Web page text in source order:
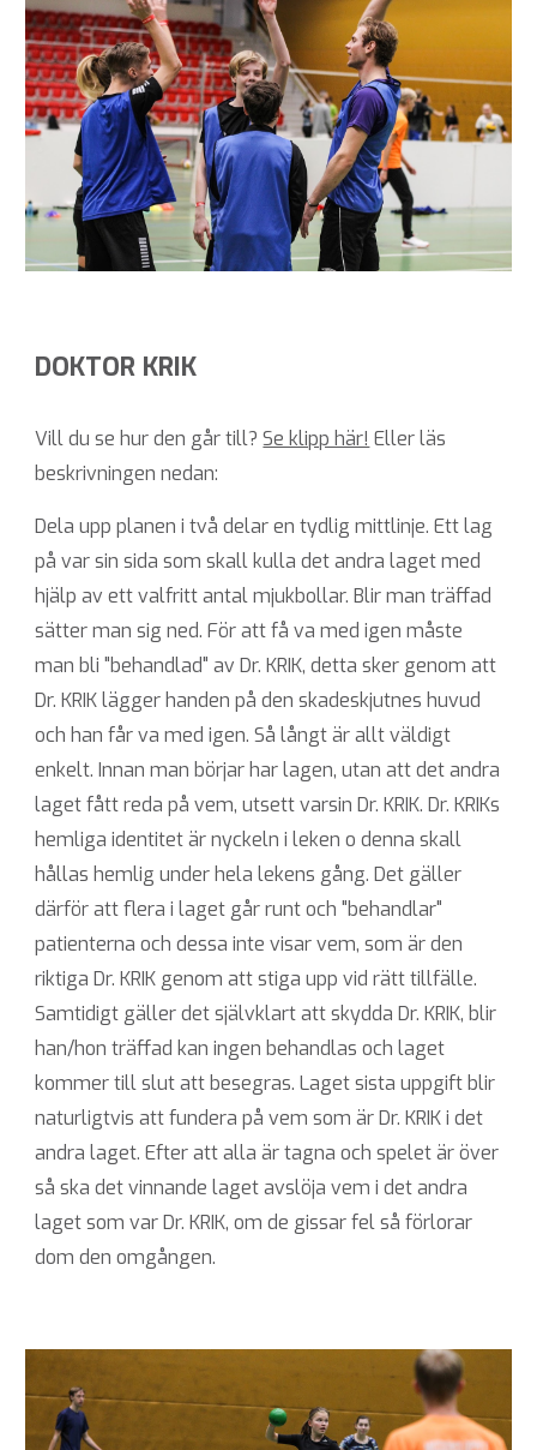
DOKTOR KRIK
Vill du se hur den går till?Se klipp här! Eller läs
beskrivningen nedan:
Dela upp planen i två delar en tydlig mittlinje. Ett lag
på var sin sida som skall kulla det andra laget med
hjälp av ett valfritt antal mjukbollar. Blir man träffad
sätter man sig ned. För att få va med igen måste
man bli "behandlad" av Dr. KRIK, detta sker genom att
Dr. KRIK lägger handen på den skadeskjutnes huvud
och han får va med igen. Så långt är allt väldigt
enkelt. Innan man börjar har lagen, utan att det andra
laget fått reda på vem, utsett varsin Dr. KRIK. Dr. KRIKs
hemliga identitet är nyckeln i leken o denna skall
hållas hemlig under hela lekens gång. Det gäller
därför att flera i laget går runt och "behandlar"
patienterna och dessa inte visar vem, som är den
riktiga Dr. KRIK genom att stiga upp vid rätt tillfälle.
Samtidigt gäller det självklart att skydda Dr. KRIK, blir
han/hon träffad kan ingen behandlas och laget
kommer till slut att besegras. Laget sista uppgift blir
naturligtvis att fundera på vem som är Dr. KRIK i det
andra laget. Efter att alla är tagna och spelet är över
så ska det vinnande laget avslöja vem i det andra
laget som var Dr. KRIK, om de gissar fel så förlorar
dom den omgången.